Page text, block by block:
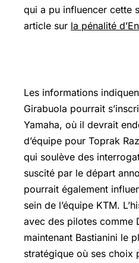
qui a pu influencer cette
article sur la pénalité
Les informations
Girabuola pourrait
Yamaha, où il devrait
d’équipe pour Toprak
qui soulève des
suscité par le départ
pourrait également
sein de l’équipe KTM.
avec des pilotes comme
maintenant Bastianini le
stratégique où ses choix